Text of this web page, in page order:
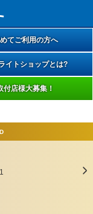
てご利用の方へ
イトショップとは?
付店様大募集！